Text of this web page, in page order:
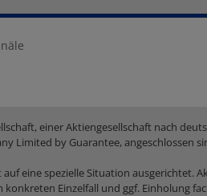
einer Aktiengesellschaft nach
Limited by Guarantee, angeschlossen
eine spezielle Situation ausgerichtet.
Einzelfall und ggf. Einholung